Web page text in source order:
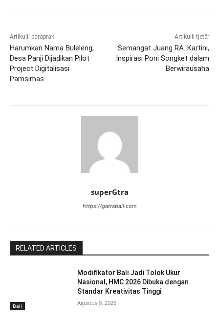
Artikulli paraprak
Harumkan Nama Buleleng,
Desa Panji Dijadikan Pilot
Project Digitalisasi
Pamsimas
Artikulli tjetër
Semangat Juang RA. Kartini,
Inspirasi Poni Songket dalam
Berwirausaha
superGtra
https://gatrabali.com
RELATED ARTICLES
Bali
Modifikator Bali Jadi Tolok Ukur
Nasional, HMC 2026 Dibuka dengan
Standar Kreativitas Tinggi
Agustus 9, 2026